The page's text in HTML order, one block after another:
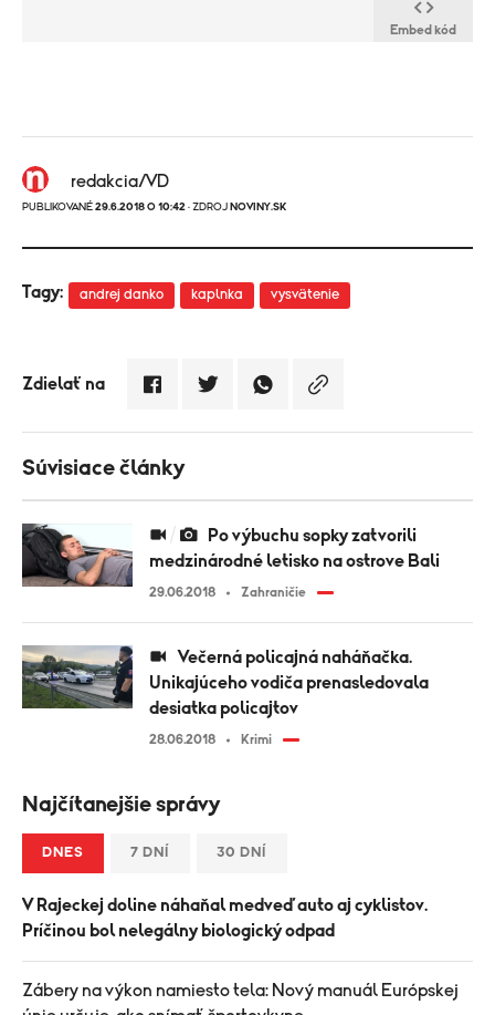
Embed kód
redakcia/VD
PUBLIKOVANÉ 29.6.2018 O 10:42 · ZDROJ NOVINY.SK
Tagy: andrej danko kaplnka vysvätenie
Zdielať na
Súvisiace články
medzinárodné letisko na ostrove Bali
29.06.2018 Zahraničie
Unikajúceho vodiča prenasledovala
desiatka policajtov
28.06.2018 Krimi
Najčítanejšie správy
DNES 7 DNÍ 30 DNÍ
V Rajeckej doline náhaňal medveď auto aj cyklistov.
Príčinou bol nelegálny biologický odpad
Zábery na výkon namiesto tela: Nový manuál Európskej